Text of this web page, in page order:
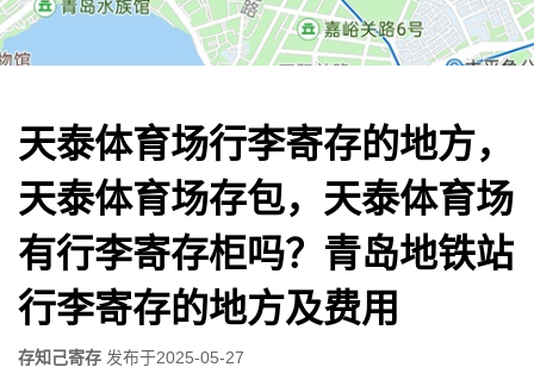
天泰体育场行李寄存的地方，
天泰体育场存包，天泰体育场
有行李寄存柜吗？青岛地铁站
行李寄存的地方及费用
存知己寄存 发布于2025-05-27